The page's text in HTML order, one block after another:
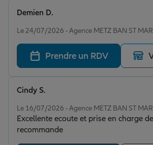
Retraite
Tous nos devis d'assurance
Le 24/07/2026 - Agence METZ BAN ST
Demien D.
Prendre un RDV
Le 16/07/2026 - Agence METZ BAN ST
Excellente ecoute et prise en charge
recommande
Cindy S.